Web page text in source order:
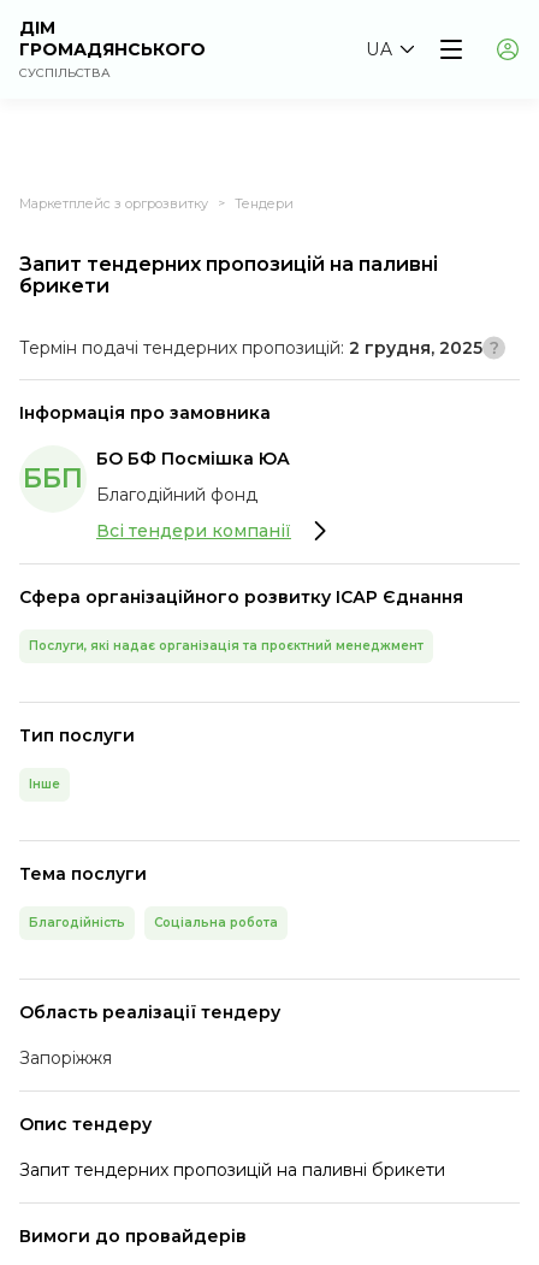
ДІМ
ГРОМАДЯНСЬКОГО
СУСПІЛЬСТВА
UA
Маркетплейс з оргрозвитку > Тендери
Запит тендерних пропозицій на паливні
брикети
Термін подачі тендерних пропозицій: 2 грудня, 2025
Інформація про замовника
ББП
БО БФ Посмішка ЮА
Благодійний фонд
Всі тендери компанії
Сфера організаційного розвитку ІСАР Єднання
Послуги, які надає організація та проєктний менеджмент
Тип послуги
Інше
Тема послуги
Благодійність Соціальна робота
Область реалізації тендеру
Запоріжжя
Опис тендеру
Запит тендерних пропозицій на паливні брикети
Вимоги до провайдерів